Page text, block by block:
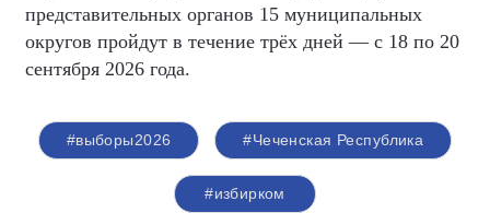
представительных органов 15 муниципальных
округов пройдут в течение трёх дней — с 18 по 20
сентября 2026 года.
#выборы2026 #Чеченская Республика
#избирком